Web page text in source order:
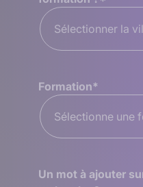
Sélectionner la
Formation*
Sélectionne une
Un mot à ajouter